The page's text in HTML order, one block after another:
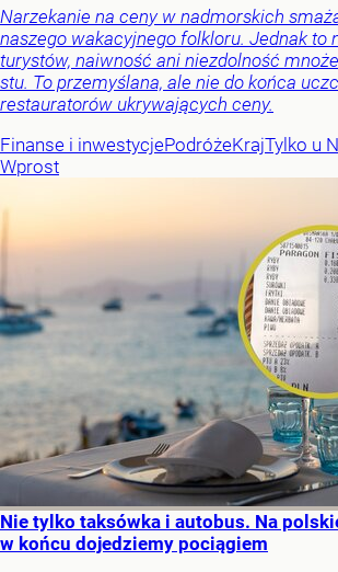
Narzekanie na ceny w nadmorskich
naszego wakacyjnego folkloru. Jednak to
turystów, naiwność ani niezdolność
stu. To przemyślana, ale nie do końca
restauratorów ukrywających ceny.
Finanse i inwestycjePodróżeKrajTylko u
Wprost
Nie tylko taksówka i autobus. Na
w końcu dojedziemy pociągiem